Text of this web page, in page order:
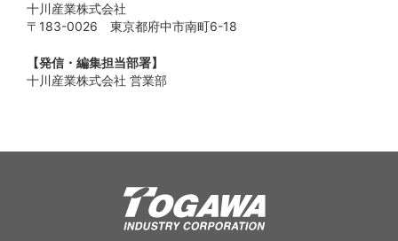
十川産業株式会社
〒183-0026 東京都府中市南町6-18
【発信・編集担当部署】
十川産業株式会社 営業部